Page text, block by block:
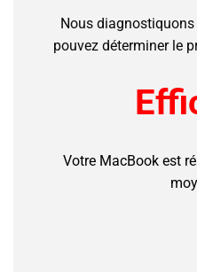
Nous
pouvez déterminer le
Votre MacBook est